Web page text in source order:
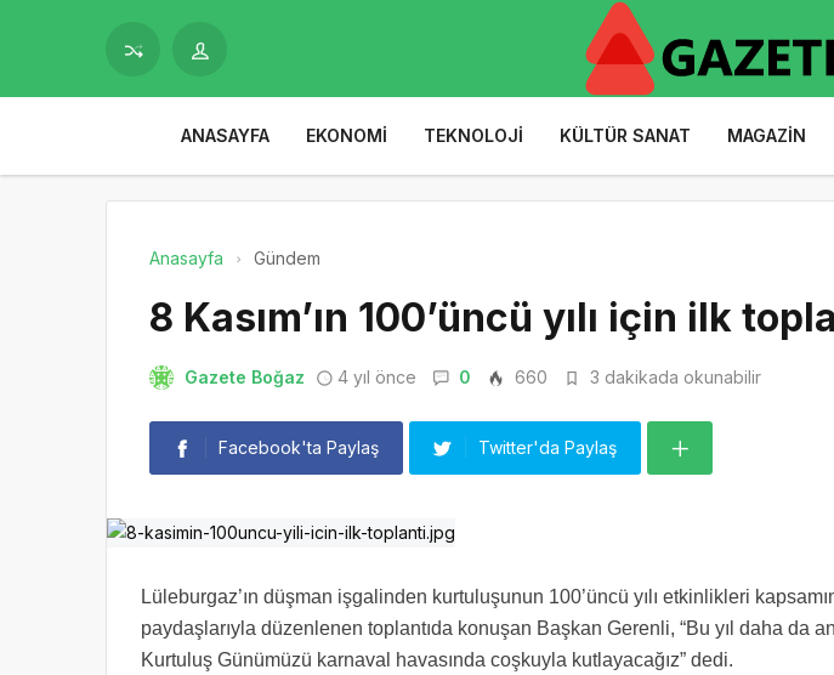
ANASAYFA EKONOMI TEKNOLOJI KÜLTÜR SANAT MAGAZIN
Anasayfa Gündem
8 Kasım’ın 100’üncü yılı için ilk
Gazete Boğaz 4 yıl önce 0 660 3 dakikada okunabilir
Facebook'ta Paylaş Twitter'da Paylaş
Lüleburgaz’ın düşman işgalinden kurtuluşunun 100’üncü yılı etkinlikleri
paydaşlarıyla düzenlenen toplantıda konuşan Başkan Gerenli, “Bu yıl daha da
Kurtuluş Günümüzü karnaval havasında coşkuyla kutlayacağız” dedi.